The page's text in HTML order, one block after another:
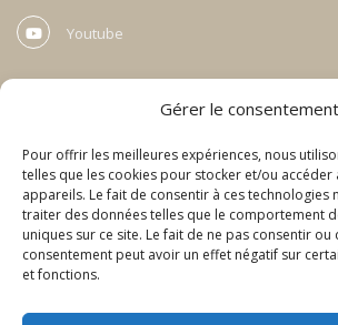
Gérer le consentement
Pour offrir les meilleures expériences, nous
telles que les cookies pour stocker et/ou
appareils. Le fait de consentir à ces technologies
traiter des données telles que le comportement
uniques sur ce site. Le fait de ne pas consentir
consentement peut avoir un effet négatif sur
et fonctions.
Youtube
SE FORMER À LA VOYANCE
Depuis 2012, Alexis enseigne la voyance et les
public et accompagne les professionnels déjà
Cliquez ci-dessous pour en savoir plus…